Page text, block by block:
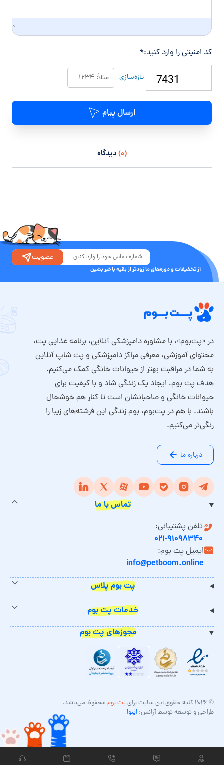
۰
کد امنیتی را وارد کنید:*
تازه‌سازی
ارسال پیام
(۰) دیدگاه
از تخفیفات و دوره‌های ما زودتر از بقیه باخبر بشین
عضویت
در «پت‌بوم»، با مشاوره دامپزشکی آنلاین، برنامه غذایی پت،
محتوای آموزشی، معرفی مراکز دامپزشکی و پت شاپ آنلاین
به شما در مراقبت بهتر از حیوانات خانگی کمک می‌کنیم.
هدف پت بوم، ایجاد یک زندگی شاد و با کیفیت برای
حیوانات خانگی و صاحبانشان است تا کنار هم خوشحال
باشند. با هم در پت‌بوم، بوم زندگی این فرشته‌های زیبا را
رنگی‌تر می‌کنیم.
درباره ما
تماس با ما
تلفن پشتیبانی:
۰۲۱-۹۱۰۹۸۳۴۰
ایمیل پت بوم:
info@petboom.online
پت بوم پلاس
خدمات پت بوم
مجوزهای پت بوم
© ۲۰۲۶ کلیه حقوق این سایت برای پت بوم محفوظ می‌باشد.
طراحی و توسعه توسط آژانس: اینوا